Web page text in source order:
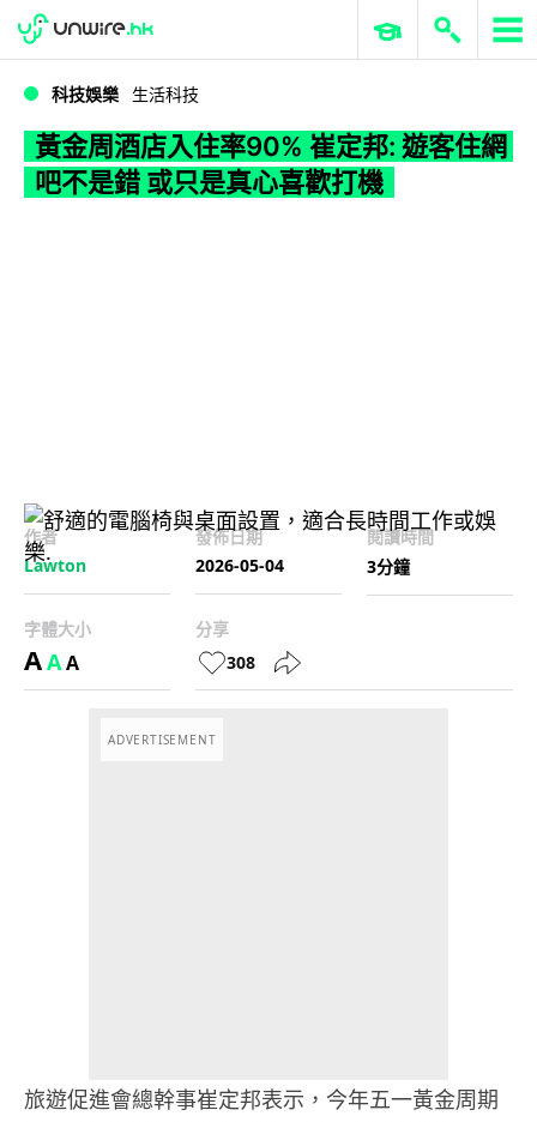
WWDC 2026 ERP 與商業 AI
科技娛樂 生活科技
黃金周酒店入住率90% 崔定邦: 遊客住網
吧不是錯 或只是真心喜歡打機
作者
Lawton
發佈日期
2026-05-04
閱讀時間
3分鐘
字體大小
AAA
分享
308
ADVERTISEMENT
旅遊促進會總幹事崔定邦表示，今年五一黃金周期